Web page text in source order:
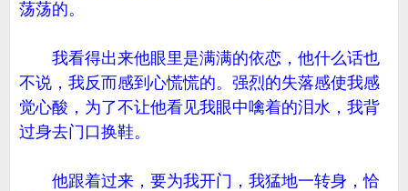
荡荡的。
我看得出来他眼里是满满的依恋，他什么话也
不说，我反而感到心慌慌的。强烈的失落感使我感
觉心酸，为了不让他看见我眼中噙着的泪水，我背
过身去门口换鞋。
他跟着过来，要为我开门，我猛地一转身，恰